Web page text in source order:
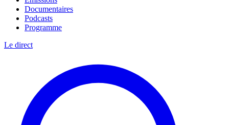
Documentaires
Podcasts
Programme
Le direct